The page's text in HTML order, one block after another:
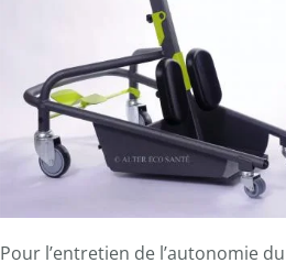
Pour l’entretien de l’autonomie du